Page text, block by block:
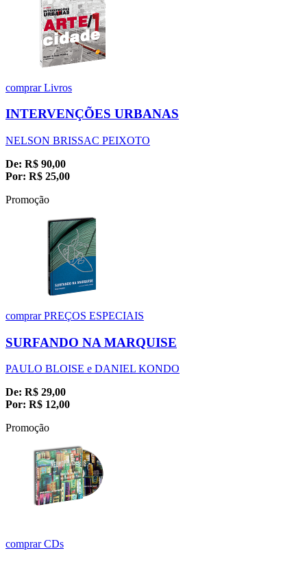
comprarLivros
INTERVENÇÕES URBANAS
NELSON BRISSAC PEIXOTO
De: R$ 90,00
Por: R$ 25,00
Promoção
comprarPREÇOS ESPECIAIS
SURFANDO NA MARQUISE
PAULO BLOISE e DANIEL KONDO
De: R$ 29,00
Por: R$ 12,00
Promoção
comprarCDs